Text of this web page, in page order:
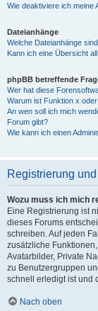
Wie deaktiviere ich meine
Dateianhänge
Welche Dateianhänge
Kann ich eine Übersicht
phpBB betreffende
Wer hat diese
Warum ist Funktion x
An wen soll ich mich
Forum gibt?
Wie kann ich einen
Registrierung
Wozu muss ich mich
Eine Registrierung ist
dieses Forums
schreiben. Auf jeden
zusätzliche
Avatarbilder, Private
zu Benutzergruppen
schnell erledigt ist und
Nach oben